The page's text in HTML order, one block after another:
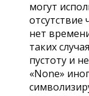
могут
отсутствие
нет
таких
пустоту и
«None»